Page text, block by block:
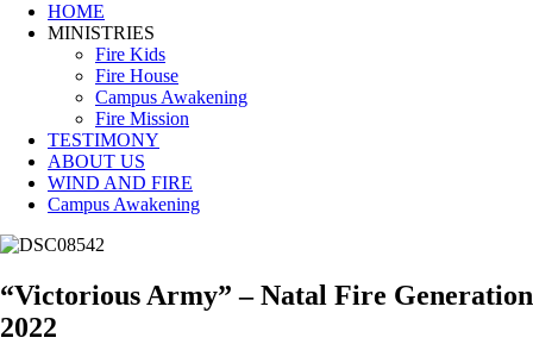
HOME
MINISTRIES
Fire Kids
Fire House
Campus Awakening
Fire Mission
TESTIMONY
ABOUT US
WIND AND FIRE
Campus Awakening
“Victorious Army” – Natal Fire Generation
2022